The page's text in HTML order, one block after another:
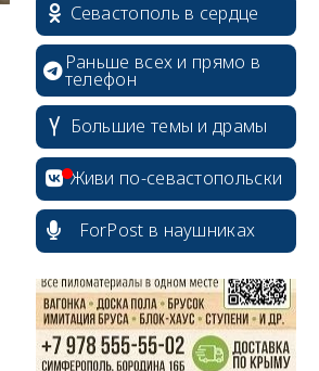
Севастополь в сердце
Раньше всех и прямо в
телефон
Большие темы и драмы
Живи по-севастопольски
ForPost в наушниках
erid: 2SDnjcrDNw6
erid: 2SDnjdPjgYS